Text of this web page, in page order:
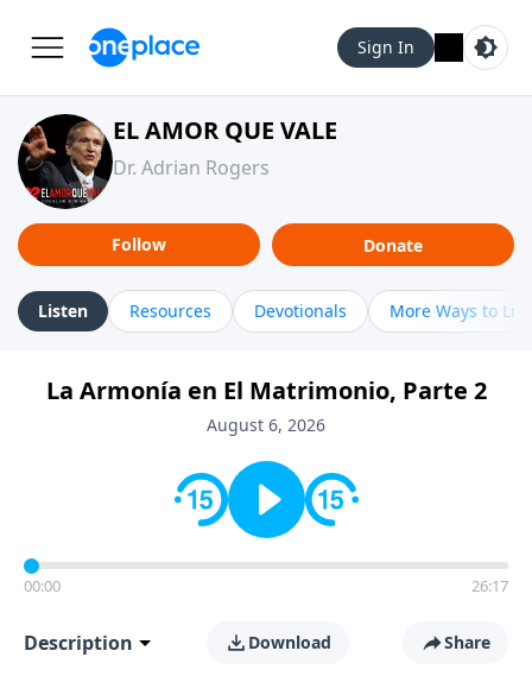
Sign In
EL AMOR QUE VALE
Dr. Adrian Rogers
Follow Donate
Listen Resources Devotionals More Ways to
La Armonía en El Matrimonio, Parte 2
August 6, 2026
00:00 26:17
Description Download Share